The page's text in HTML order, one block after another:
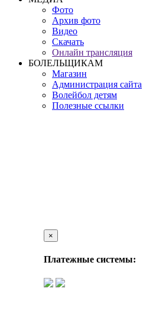
Фото
Архив фото
Видео
Скачать
Онлайн трансляция
БОЛЕЛЬЩИКАМ
Магазин
Администрация сайта
Волейбол детям
Полезные ссылки
×
Платежные системы: